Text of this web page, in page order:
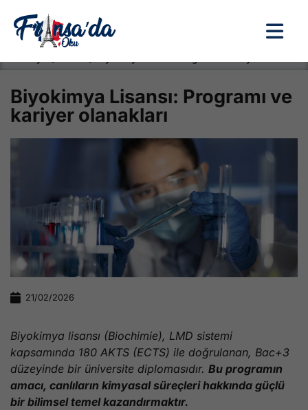
Biyokimya Lisansı: Programı ve
kariyer olanakları
21/02/2026
Biyokimya lisansı (Biochimie), LMD sistemi
kapsamında 180 AKTS (ECTS) ile doğrulanan, Bac+3
düzeyinde bir üniversite diplomasıdır. Bu programın
amacı, canlıların kimyasal süreçleri hakkında güçlü
bir bilimsel temel kazandırmaktır.